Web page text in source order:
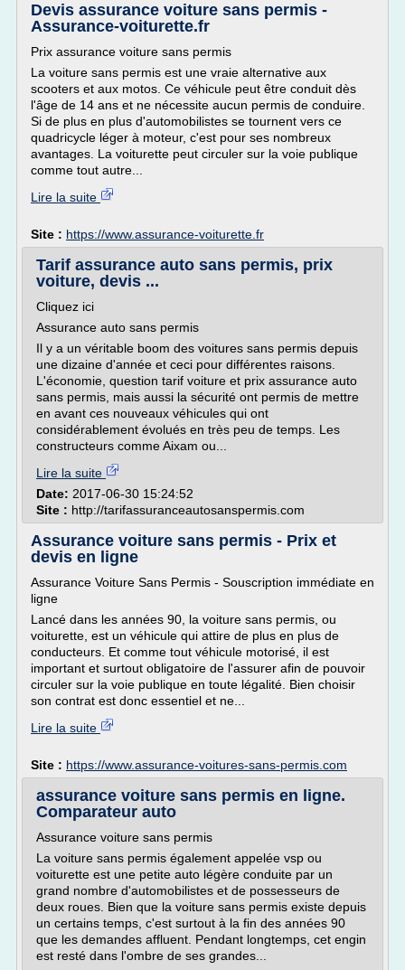
Devis assurance voiture sans permis -
Assurance-voiturette.fr
Prix assurance voiture sans permis
La voiture sans permis est une vraie alternative aux
scooters et aux motos. Ce véhicule peut être conduit dès
l'âge de 14 ans et ne nécessite aucun permis de conduire.
Si de plus en plus d'automobilistes se tournent vers ce
quadricycle léger à moteur, c'est pour ses nombreux
avantages. La voiturette peut circuler sur la voie publique
comme tout autre...
Lire la suite
Site : https://www.assurance-voiturette.fr
Tarif assurance auto sans permis, prix
voiture, devis ...
Cliquez ici
Assurance auto sans permis
Il y a un véritable boom des voitures sans permis depuis
une dizaine d'année et ceci pour différentes raisons.
L'économie, question tarif voiture et prix assurance auto
sans permis, mais aussi la sécurité ont permis de mettre
en avant ces nouveaux véhicules qui ont
considérablement évolués en très peu de temps. Les
constructeurs comme Aixam ou...
Lire la suite
Date: 2017-06-30 15:24:52
Site : http://tarifassuranceautosanspermis.com
Assurance voiture sans permis - Prix et
devis en ligne
Assurance Voiture Sans Permis - Souscription immédiate en
ligne
Lancé dans les années 90, la voiture sans permis, ou
voiturette, est un véhicule qui attire de plus en plus de
conducteurs. Et comme tout véhicule motorisé, il est
important et surtout obligatoire de l'assurer afin de pouvoir
circuler sur la voie publique en toute légalité. Bien choisir
son contrat est donc essentiel et ne...
Lire la suite
Site : https://www.assurance-voitures-sans-permis.com
assurance voiture sans permis en ligne.
Comparateur auto
Assurance voiture sans permis
La voiture sans permis également appelée vsp ou
voiturette est une petite auto légère conduite par un
grand nombre d'automobilistes et de possesseurs de
deux roues. Bien que la voiture sans permis existe depuis
un certains temps, c'est surtout à la fin des années 90
que les demandes affluent. Pendant longtemps, cet engin
est resté dans l'ombre de ses grandes...